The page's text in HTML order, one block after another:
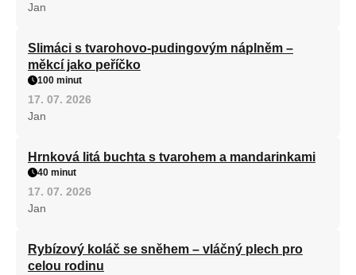
Jan
Slimáci s tvarohovo-pudingovým náplněm –
měkcí jako peříčko
100 minut
17. 07. 2026
Jan
Hrnková litá buchta s tvarohem a mandarinkami
40 minut
17. 07. 2026
Jan
Rybízový koláč se sněhem – vláčný plech pro
celou rodinu